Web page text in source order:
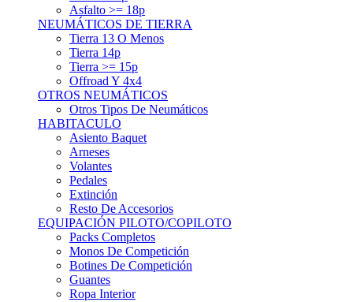
Asfalto >= 18p
NEUMÁTICOS DE TIERRA
Tierra 13 O Menos
Tierra 14p
Tierra >= 15p
Offroad Y 4x4
OTROS NEUMÁTICOS
Otros Tipos De Neumáticos
HABITACULO
Asiento Baquet
Arneses
Volantes
Pedales
Extinción
Resto De Accesorios
EQUIPACIÓN PILOTO/COPILOTO
Packs Completos
Monos De Competición
Botines De Competición
Guantes
Ropa Interior